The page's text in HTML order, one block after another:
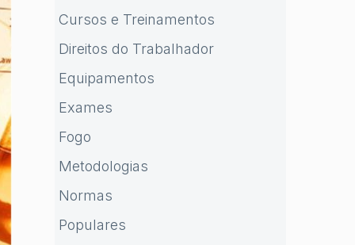
Cursos e Treinamentos
Direitos do Trabalhador
Equipamentos
Exames
Fogo
Metodologias
Normas
Populares